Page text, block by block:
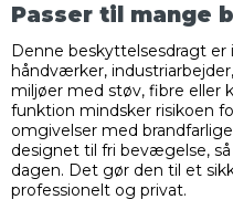
Passer til mange
Denne beskyttelsesdragt er
håndværker,
miljøer med støv, fibre eller
funktion mindsker risikoen
omgivelser med
designet til fri bevægelse,
dagen. Det gør den til et
professionelt og privat.